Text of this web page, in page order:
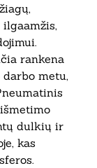
rankena
metu,
dulkių ir
kas